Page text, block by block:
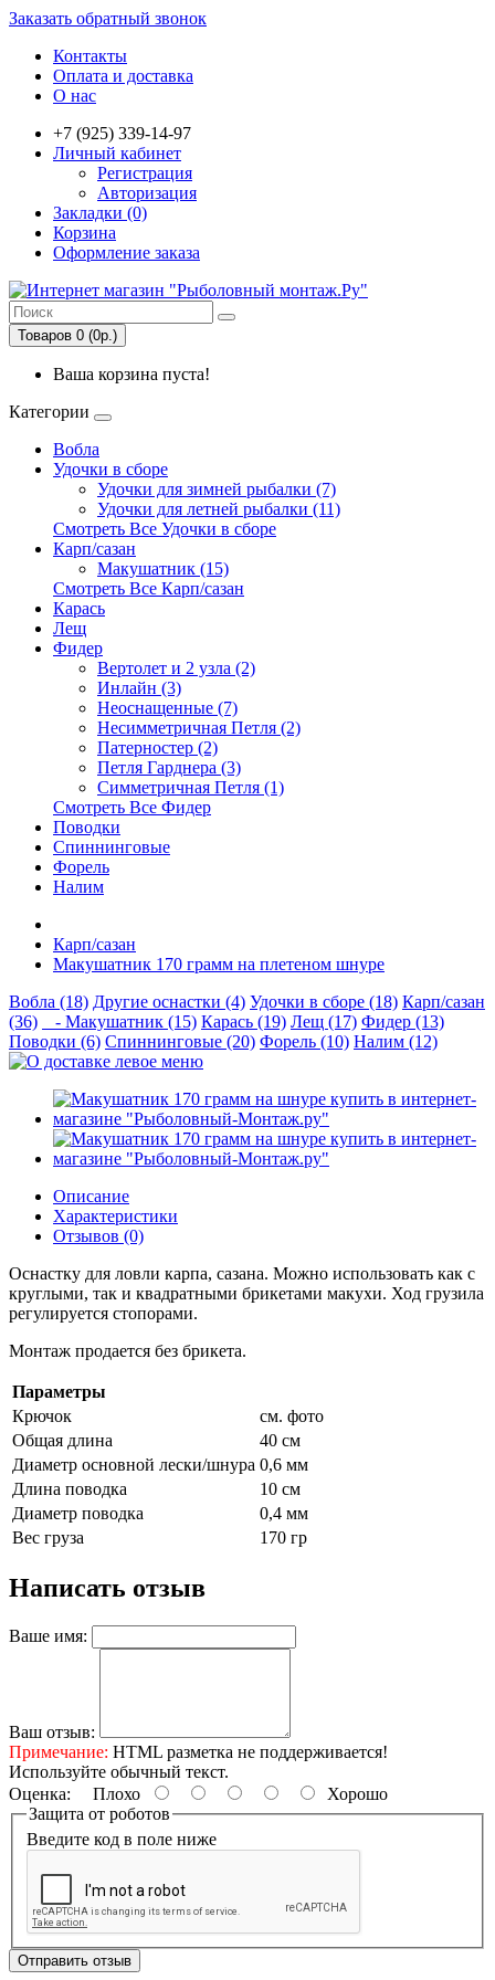
Заказать обратный звонок
Контакты
Оплата и доставка
О нас
+7 (925) 339-14-97
Личный кабинет
Регистрация
Авторизация
Закладки (0)
Корзина
Оформление заказа
Товаров 0 (0р.)
Ваша корзина пуста!
Категории
Вобла
Удочки в сборе
Удочки для зимней рыбалки (7)
Удочки для летней рыбалки (11)
Смотреть Все Удочки в сборе
Карп/сазан
Макушатник (15)
Смотреть Все Карп/сазан
Карась
Лещ
Фидер
Вертолет и 2 узла (2)
Инлайн (3)
Неоснащенные (7)
Несимметричная Петля (2)
Патерностер (2)
Петля Гарднера (3)
Симметричная Петля (1)
Смотреть Все Фидер
Поводки
Спиннинговые
Форель
Налим
Карп/сазан
Макушатник 170 грамм на плетеном шнуре
Вобла (18) Другие оснастки (4) Удочки в сборе (18) Карп/сазан
(36)
- Макушатник (15) Карась (19) Лещ (17) Фидер (13)
Поводки (6) Спиннинговые (20) Форель (10) Налим (12)
Описание
Характеристики
Отзывов (0)
Оснастку для ловли карпа, сазана. Можно использовать как с
круглыми, так и квадратными брикетами макухи. Ход грузила
регулируется стопорами.
Монтаж продается без брикета.
Параметры
Крючок
см. фото
Общая длина
40 см
Диаметр основной лески/шнура 0,6 мм
Длина поводка
10 см
Диаметр поводка
0,4 мм
Вес груза
170 гр
Написать отзыв
Ваше имя:
Ваш отзыв:
Примечание: HTML разметка не поддерживается!
Используйте обычный текст.
Оценка: Плохо
Хорошо
Защита от роботов
Введите код в поле ниже
Отправить отзыв